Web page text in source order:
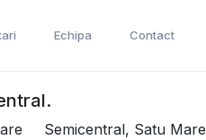
Echipa Contact
Semicentral, Satu Mare